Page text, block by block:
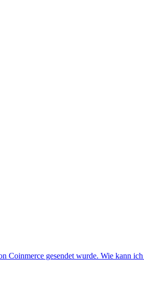
gesendet wurde. Wie kann ich